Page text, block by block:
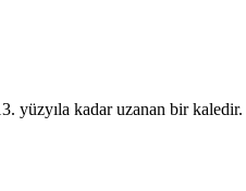
yüzyıla kadar uzanan bir kaledir.